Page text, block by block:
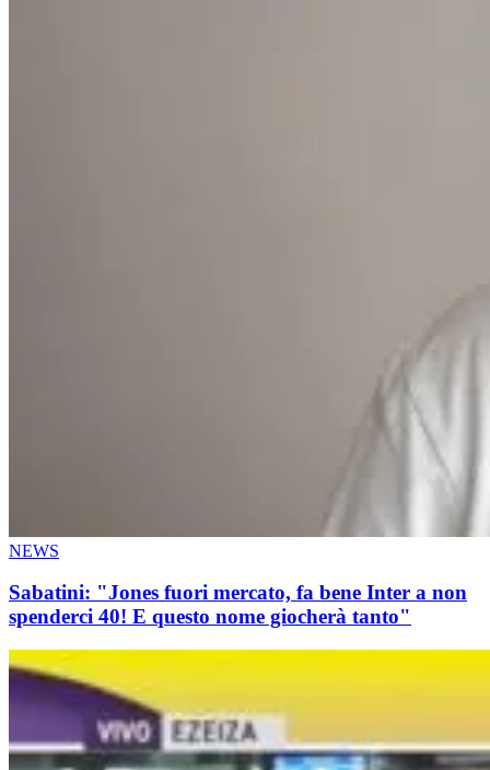
NEWS
Sabatini: "Jones fuori mercato, fa bene Inter a non
spenderci 40! E questo nome giocherà tanto"